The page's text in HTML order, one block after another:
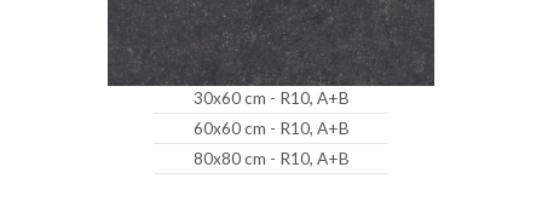
30x60 cm - R10, A+B
60x60 cm - R10, A+B
80x80 cm - R10, A+B